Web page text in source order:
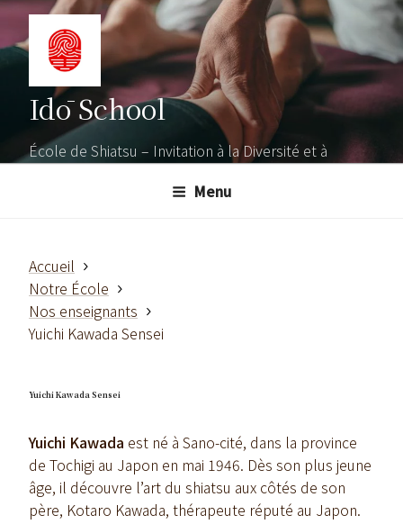
Aller
contenu
Idō School
École de Shiatsu – Invitation à la Diversité et à
Menu
Accueil
Notre École
Nos enseignants
Yuichi Kawada Sensei
Yuichi Kawada Sensei
Yuichi Kawada est né à Sano-cité, dans la province
de Tochigi au Japon en mai 1946. Dès son plus jeune
âge, il découvre l’art du shiatsu aux côtés de son
père, Kotaro Kawada, thérapeute réputé au Japon.